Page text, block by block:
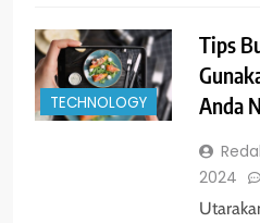
TECHNOLOGY
Tips
Anda
2024